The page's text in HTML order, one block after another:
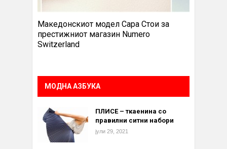
Македонскиот модел Сара Стои за
престижниот магазин Numero
Switzerland
МОДНА АЗБУКА
ПЛИСЕ – ткаенина со
правилни ситни набори
јули 29, 2021